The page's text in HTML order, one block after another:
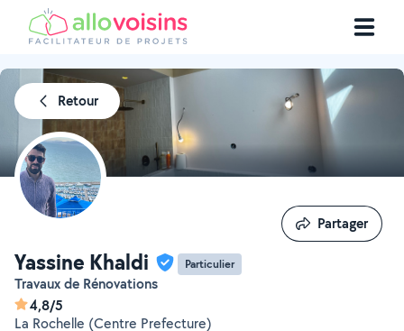
Retour
Yassine Khaldi Particulier
Travaux de Rénovations
4,8/5
La Rochelle (Centre Prefecture)
Partager
Partager